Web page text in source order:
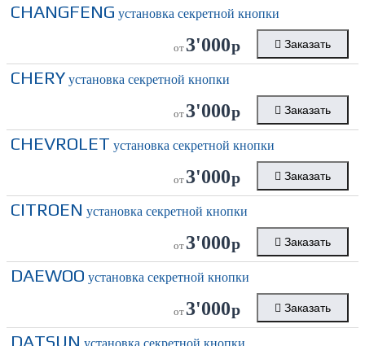
CHANGFENG установка секретной кнопки
от 3'000р Заказать
CHERY установка секретной кнопки
от 3'000р Заказать
CHEVROLET установка секретной кнопки
от 3'000р Заказать
CITROEN установка секретной кнопки
от 3'000р Заказать
DAEWOO установка секретной кнопки
от 3'000р Заказать
DATSUN